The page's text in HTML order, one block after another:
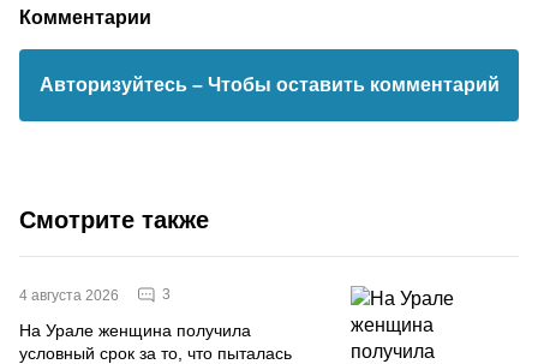
Комментарии
Авторизуйтесь – Чтобы оставить комментарий
Смотрите также
4 августа 2026 3
На Урале женщина получила
условный срок за то, что пыталась